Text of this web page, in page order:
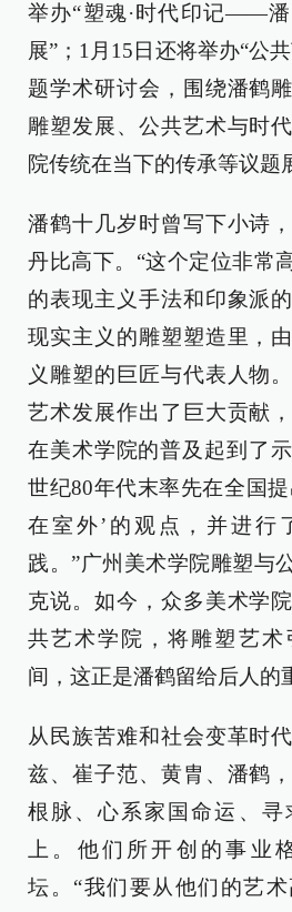
举办“塑魂·时代印记——
展”；1月15日还将举办“公
题学术研讨会，围绕潘鹤
雕塑发展、公共艺术与时
院传统在当下的传承等议题
潘鹤十几岁时曾写下小诗
丹比高下。“这个定位非常
的表现主义手法和印象派
现实主义的雕塑塑造里，
义雕塑的巨匠与代表人物
艺术发展作出了巨大贡献
在美术学院的普及起到了
世纪80年代末率先在全国
在室外’的观点，并进行
践。”广州美术学院雕塑与
克说。如今，众多美术学
共艺术学院，将雕塑艺术
间，这正是潘鹤留给后人的
从民族苦难和社会变革时
兹、崔子范、黄胄、潘鹤
根脉、心系家国命运、寻
上。他们所开创的事业
坛。“我们要从他们的艺